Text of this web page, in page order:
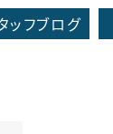
ッフブログ